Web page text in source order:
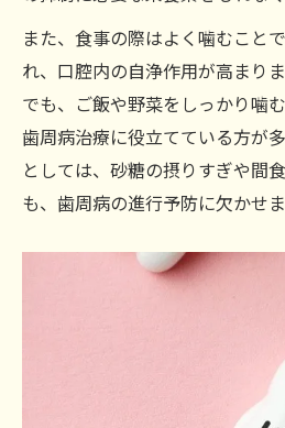
また、食事の際はよく噛むこと
れ、口腔内の自浄作用が高まり
でも、ご飯や野菜をしっかり噛
歯周病治療に役立てている方が
としては、砂糖の摂りすぎや間
も、歯周病の進行予防に欠かせま